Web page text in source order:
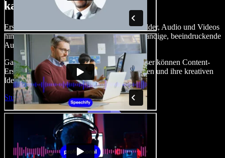
kannst.
Erstelle Voice-overs, füge lizenzfreie Stockbilder, Audio und Videos
hinzu, klone deine Stimme und erstelle vollständige, beeindruckende
Audio‑Video‑Projekte.
Ganz ohne Einarbeitung und direkt im Browser können Content-
Ersteller traditionelle Grenzen hinter sich lassen und ihre kreativen
Ideen zum Leben erwecken.
Studio starten